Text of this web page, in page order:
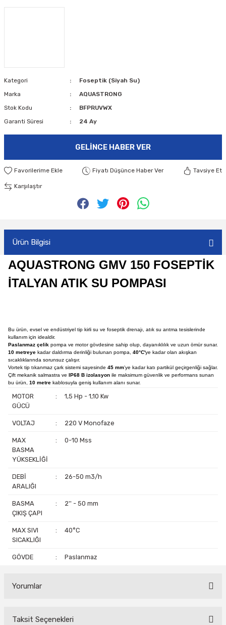
Kategori
Foseptik (Siyah Su)
Marka
AQUASTRONG
Stok Kodu
BFPRUVWX
Garanti Süresi
24 Ay
GELINCE HABER VER
Fiyatı Düşünce Haber Ver Tavsiye Et
Karşılaştır
Ürün Bilgisi
AQUASTRONG GMV 150 FOSEPTİK
İTALYAN ATIK SU POMPASI
Bu ürün, evsel ve endüstriyel tip kirli su ve foseptik drenajı, atık su arıtma tesislerinde
kullanım için idealdir.
Paslanmaz çelik pompa ve motor gövdesine sahip olup, dayanıklılık ve uzun ömür sunar.
10 metreye kadar daldırma derinliği bulunan pompa, 40°C'ye kadar olan akışkan
sıcaklıklarında sorunsuz çalışır.
Vortek tip tıkanmaz çark sistemi sayesinde 45 mm'ye kadar katı partikül geçirgenliği sağlar.
Çift mekanik salmastra ve IP68 B izolasyon ile maksimum güvenlik ve performans sunan
bu ürün, 10 metre kablosuyla geniş kullanım alanı sunar.
MOTOR
GÜCÜ
: 1,5 Hp - 1,10 Kw
VOLTAJ : 220 V Monofaze
MAX
BASMA
YÜKSEKLİĞİ
: 0-10 Mss
DEBİ
ARALIĞI
: 26-50 m3/h
BASMA
ÇIKIŞ ÇAPI
: 2'' - 50 mm
MAX SIVI
SICAKLIĞI
: 40°C
GÖVDE : Paslanmaz
Yorumlar
Bu ürüne ilk yorumu siz yapın!
Taksit Seçenekleri